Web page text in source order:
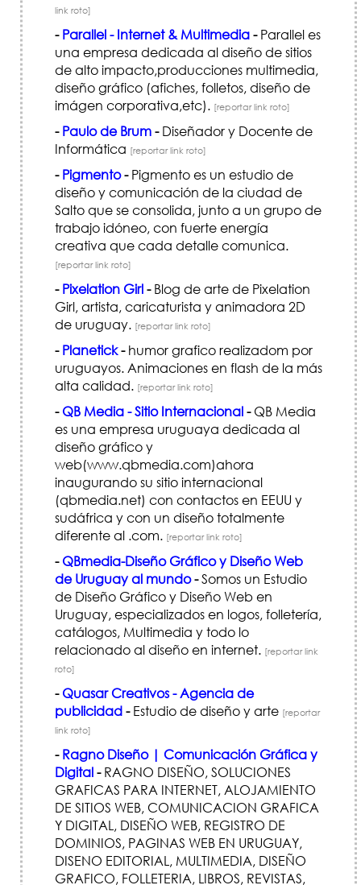
link roto]
- Parallel - Internet & Multimedia-Parallel es
una empresa dedicada al diseño de sitios
de alto impacto,producciones multimedia,
diseño gráfico (afiches, folletos, diseño de
imágen corporativa,etc). [reportar link roto]
- Paulo de Brum-Diseñador y Docente de
Informática [reportar link roto]
- Pigmento-Pigmento es un estudio de
diseño y comunicación de la ciudad de
Salto que se consolida, junto a un grupo de
trabajo idóneo, con fuerte energía
creativa que cada detalle comunica.
[reportar link roto]
- Pixelation Girl-Blog de arte de Pixelation
Girl, artista, caricaturista y animadora 2D
de uruguay. [reportar link roto]
- Planetick-humor grafico realizadom por
uruguayos. Animaciones en flash de la más
alta calidad. [reportar link roto]
- QB Media - Sitio Internacional-QB Media
es una empresa uruguaya dedicada al
diseño gráfico y
web(www.qbmedia.com)ahora
inaugurando su sitio internacional
(qbmedia.net) con contactos en EEUU y
sudáfrica y con un diseño totalmente
diferente al .com. [reportar link roto]
- QBmedia-Diseño Gráfico y Diseño Web
de Uruguay al mundo-Somos un Estudio
de Diseño Gráfico y Diseño Web en
Uruguay, especializados en logos, folletería,
catálogos, Multimedia y todo lo
relacionado al diseño en internet. [reportar link
roto]
- Quasar Creativos - Agencia de
publicidad-Estudio de diseño y arte [reportar
link roto]
- Ragno Diseño | Comunicación Gráfica y
Digital-RAGNO DISEÑO, SOLUCIONES
GRAFICAS PARA INTERNET, ALOJAMIENTO
DE SITIOS WEB, COMUNICACION GRAFICA
Y DIGITAL, DISEÑO WEB, REGISTRO DE
DOMINIOS, PAGINAS WEB EN URUGUAY,
DISENO EDITORIAL, MULTIMEDIA, DISEÑO
GRAFICO, FOLLETERIA, LIBROS, REVISTAS,